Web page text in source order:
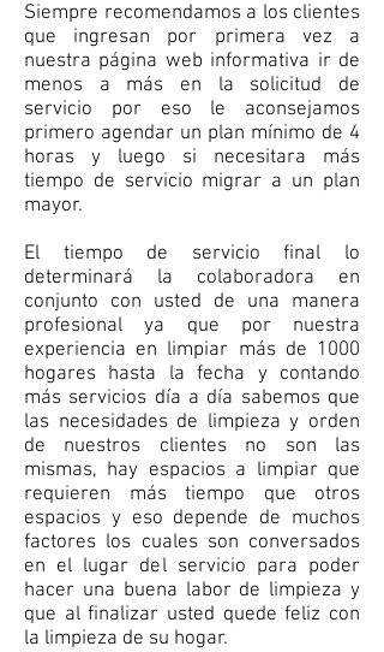
Siempre recomendamos a los clientes
que ingresan por primera vez a
nuestra página web informativa ir de
menos a más en la solicitud de
servicio por eso le aconsejamos
primero agendar un plan mínimo de 4
horas y luego si necesitara más
tiempo de servicio migrar a un plan
mayor.
El tiempo de servicio final lo
determinará la colaboradora en
conjunto con usted de una manera
profesional ya que por nuestra
experiencia en limpiar más de 1000
hogares hasta la fecha y contando
más servicios día a día sabemos que
las necesidades de limpieza y orden
de nuestros clientes no son las
mismas, hay espacios a limpiar que
requieren más tiempo que otros
espacios y eso depende de muchos
factores los cuales son conversados
en el lugar del servicio para poder
hacer una buena labor de limpieza y
que al finalizar usted quede feliz con
la limpieza de su hogar.